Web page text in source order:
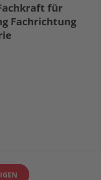
für
Fachrichtung